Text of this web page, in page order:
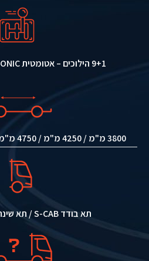
9+1 הילוכים – אטומטית ZF 9S AMT ECOTRONIC
3800 מ"מ / 4250 מ"מ / 4750 מ"מ / 5500 מ"מ / 6550 מ"מ
תא בודד S-CAB / תא שינה גג נמוך L-CAB